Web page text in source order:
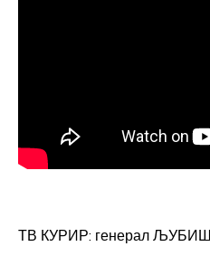
ТВ КУРИР: генерал